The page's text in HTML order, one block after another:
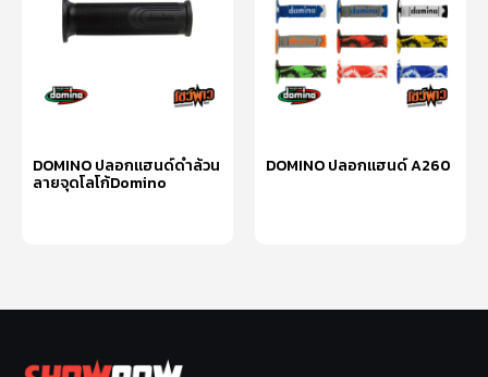
DOMINO ปลอกแฮนด์ดำล้วน
ลายจุดโลโก้Domino
DOMINO ปลอกแฮนด์ A260